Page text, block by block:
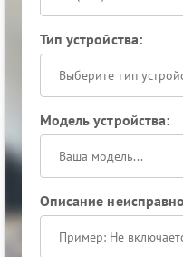
Тип устройства:
Выберите тип
Модель устройства:
Описание